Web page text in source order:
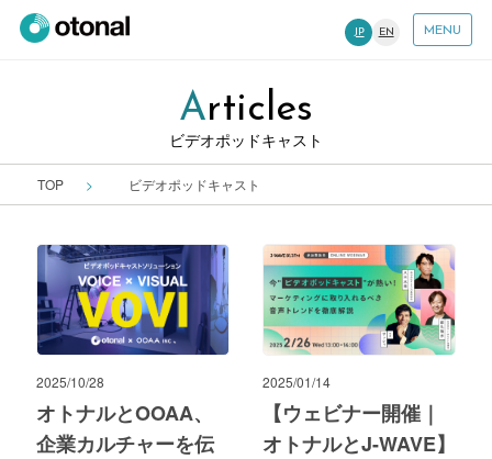
JP EN MENU
Articles
ビデオポッドキャスト
TOP ビデオポッドキャスト
2025/10/28
オトナルとOOAA、
企業カルチャーを伝
2025/01/14
【ウェビナー開催｜
オトナルとJ-WAVE】